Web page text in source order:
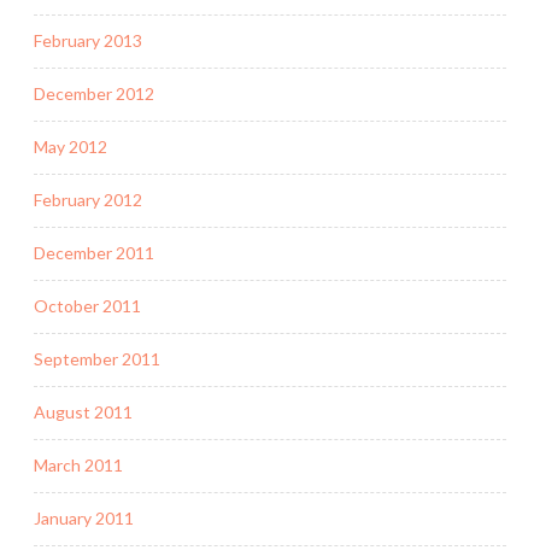
February 2013
December 2012
May 2012
February 2012
December 2011
October 2011
September 2011
August 2011
March 2011
January 2011